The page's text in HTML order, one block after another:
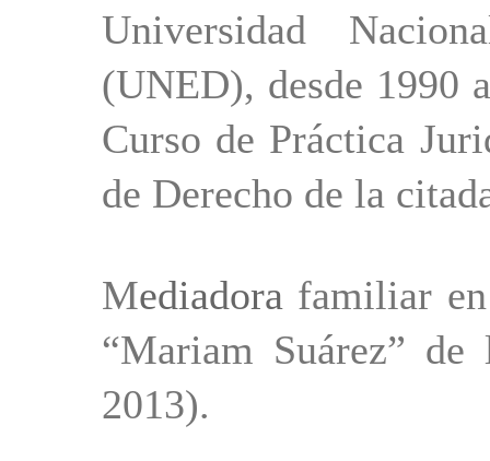
Universidad
(UNED), desde 1990
Curso de Práctica
de Derecho de la
Mediadora familiar
“Mariam Suárez”
2013).